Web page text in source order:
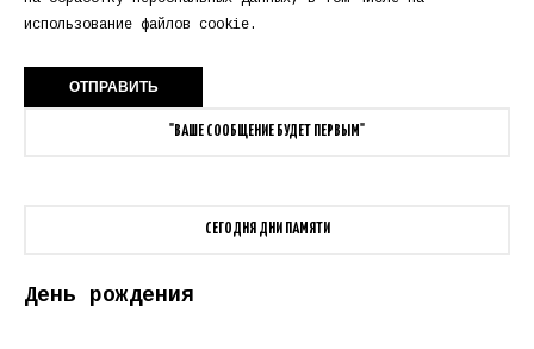
использование файлов cookie.
"ВАШЕ СООБЩЕНИЕ БУДЕТ ПЕРВЫМ"
СЕГОДНЯ ДНИ ПАМЯТИ
День рождения